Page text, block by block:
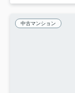
中古マンション